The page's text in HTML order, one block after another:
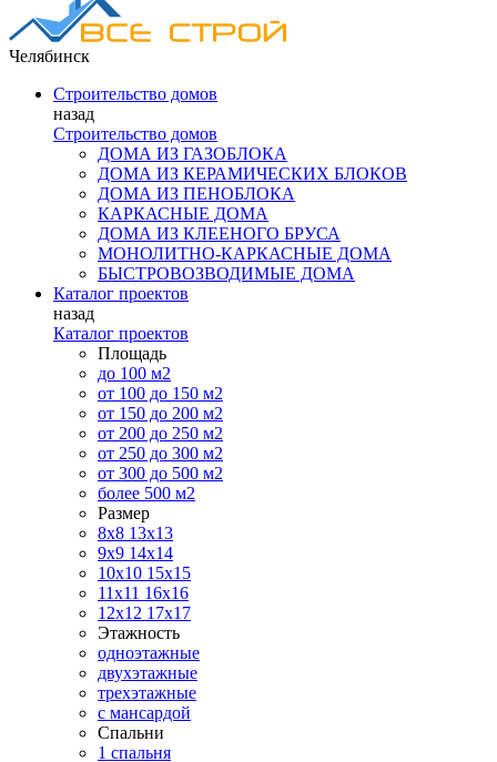
Челябинск
Строительство домов
назад
Строительство домов
ДОМА ИЗ ГАЗОБЛОКА
ДОМА ИЗ КЕРАМИЧЕСКИХ БЛОКОВ
ДОМА ИЗ ПЕНОБЛОКА
КАРКАСНЫЕ ДОМА
ДОМА ИЗ КЛЕЕНОГО БРУСА
МОНОЛИТНО-КАРКАСНЫЕ ДОМА
БЫСТРОВОЗВОДИМЫЕ ДОМА
Каталог проектов
назад
Каталог проектов
Площадь
до 100 м2
от 100 до 150 м2
от 150 до 200 м2
от 200 до 250 м2
от 250 до 300 м2
от 300 до 500 м2
более 500 м2
Размер
8х8 13х13
9х9 14х14
10х10 15х15
11x11 16х16
12х12 17х17
Этажность
одноэтажные
двухэтажные
трехэтажные
с мансардой
Спальни
1 спальня